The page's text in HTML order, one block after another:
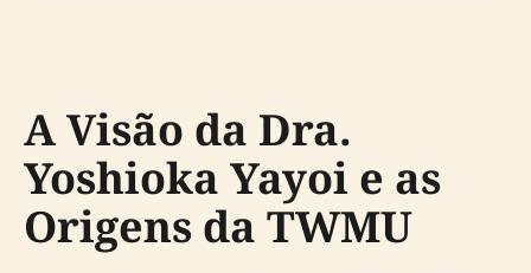
A Visão da Dra.
Yoshioka Yayoi e as
Origens da TWMU